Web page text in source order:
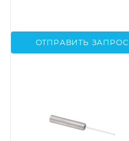
ОТПРАВИТЬ ЗАПРОС